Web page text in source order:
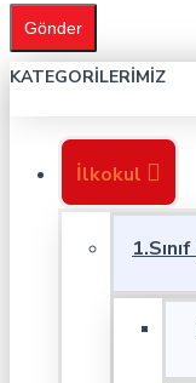
Gönder
KATEGORILERIMIZ
İlkokul
1.Sınıf